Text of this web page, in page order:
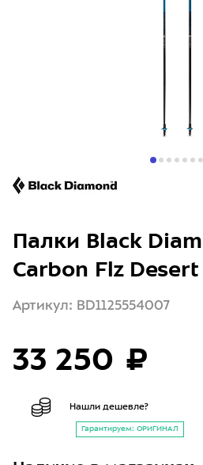
Палки Black
Carbon Flz Desert
Артикул: BD1125554007
33 250 ₽
Нашли дешевле?
Гарантируем: ОРИГИНАЛ